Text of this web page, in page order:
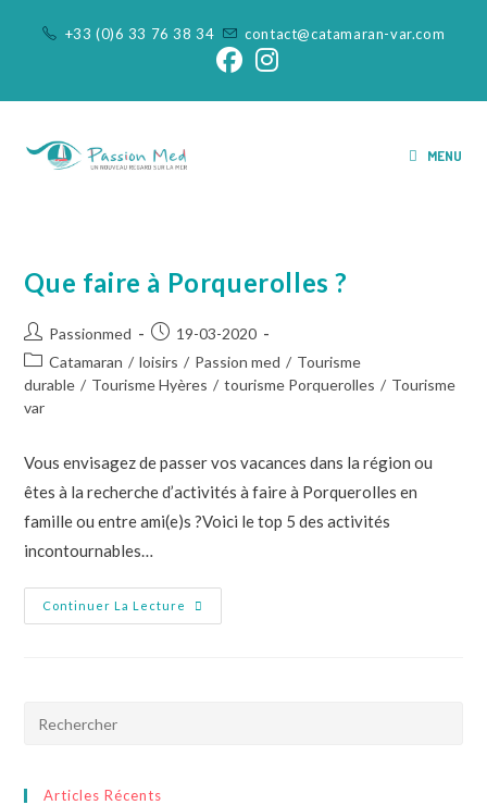
+33 (0)6 33 76 38 34 contact@catamaran-var.com
MENU
Que faire à Porquerolles ?
Passionmed
19-03-2020
Catamaran / loisirs / Passion med / Tourisme
durable / Tourisme Hyères / tourisme Porquerolles / Tourisme
var
Vous envisagez de passer vos vacances dans la région ou
êtes à la recherche d’activités à faire à Porquerolles en
famille ou entre ami(e)s ?Voici le top 5 des activités
incontournables…
Continuer La Lecture
Articles Récents